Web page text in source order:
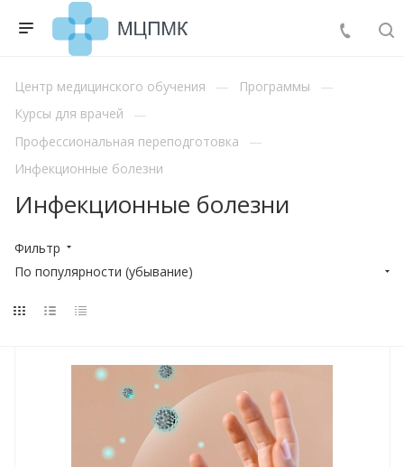
Центр медицинского обучения
Программы
Курсы для врачей
Профессиональная переподготовка
Инфекционные болезни
Инфекционные болезни
Фильтр
По популярности (убывание)